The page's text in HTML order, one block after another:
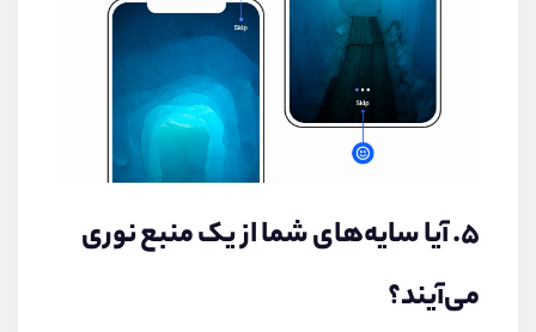
۵. آیا سایه‌های شما از یک منبع نوری
می‌آیند؟